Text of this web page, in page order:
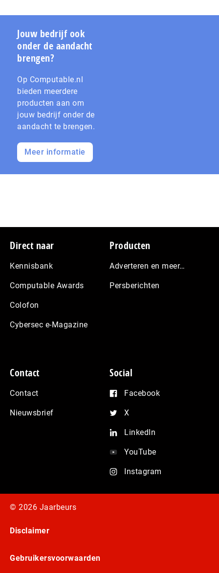
Jouw bedrijf ook
onder de aandacht
brengen?
Op Computable.nl
bieden meerdere
producten aan om
jouw bedrijf onder de
aandacht te brengen.
Meer informatie
Footer
Direct naar
Kennisbank
Computable Awards
Colofon
Cybersec e-Magazine
Producten
Adverteren en meer…
Persberichten
Contact
Contact
Nieuwsbrief
Social
Facebook
X
LinkedIn
YouTube
Instagram
© 2026 Jaarbeurs
Disclaimer
Gebruikersvoorwaarden